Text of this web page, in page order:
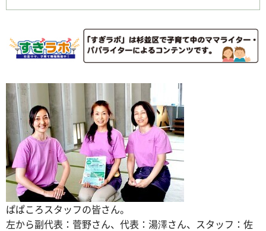
ぱぱころスタッフの皆さん。
左から副代表：菅野さん、代表：湯澤さん、スタッフ：佐